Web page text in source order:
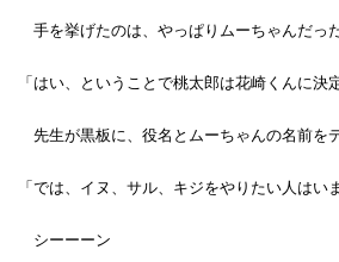
手を挙げたのは、やっぱりムーちゃんだった
「はい、ということで桃太郎は花崎くんに決
先生が黒板に、役名とムーちゃんの名前を
「では、イヌ、サル、キジをやりたい人はい
シーーーン